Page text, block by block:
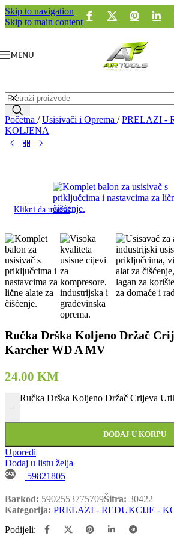
Skip to navigation
Skip to main content
MENU
Početna / Usisivači i Oprema / PRELAZI -
KOLJENA
Klikni da uvećaš
Ručka Drška Koljeno Držač
Karcher WD A MV
24.00 KM
-
Ručka Drška Koljeno Držač Crijeva
DODAJ U KORPU
Uporedi
Dodaj u listu želja
59821805
Barkod: 5902553775709Šifra: 30422
Kategorija: PRELAZI - REDUKCIJE -
Podijeli: